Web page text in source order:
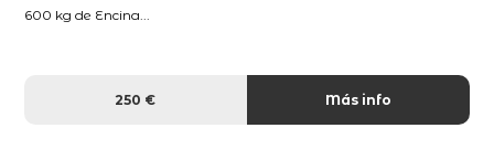
600 kg de Encina...
250 € Más info